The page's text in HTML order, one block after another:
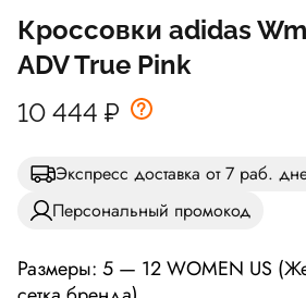
Кроссовки adidas
ADV True Pink
10 444 ₽
Экспресс доставка от 7 раб.
Персональный промокод
Размеры: 5 — 12 WOMEN US